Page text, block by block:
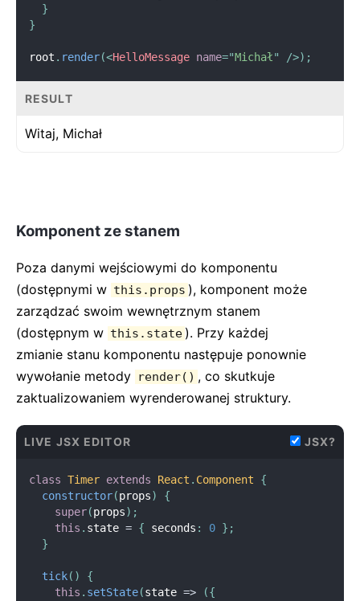
}
}
root . render(<HelloMessage name="Michał" />) ;
RESULT
Witaj, Michał
Komponent ze stanem
Poza danymi wejściowymi do komponentu
(dostępnymi w this.props ), komponent może
zarządzać swoim wewnętrznym stanem
(dostępnym w this.state ). Przy każdej
zmianie stanu komponentu następuje ponownie
wywołanie metody render() , co skutkuje
zaktualizowaniem wyrenderowanej struktury.
LIVE JSX EDITOR JSX?
class Timer extends React . Component
{
constructor(props)
{
super(props) ;
this . state = { seconds : 0 } ;
}
tick( )
{
this . setState(state => ({